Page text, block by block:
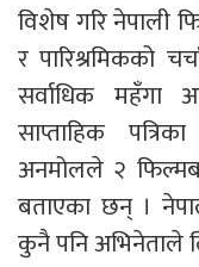
विशेष गरि नेपाली
र पारिश्रमिकको
सर्वाधिक महँगा
साप्ताहिक
अनमोलले २
बताएका छन् ।
कुनै पनि अभिनेताले